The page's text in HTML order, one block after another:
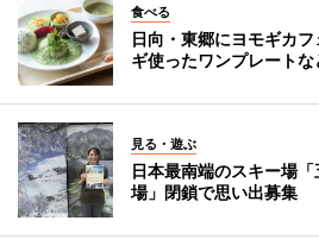
食べる
日向・東郷にヨモギカ
ギ使ったワンプレートな
見る・遊ぶ
日本最南端のスキー場
場」閉鎖で思い出募集